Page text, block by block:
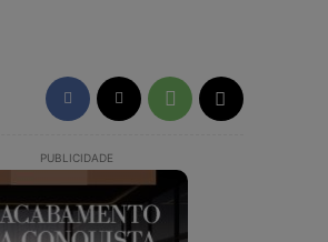
PUBLICIDADE